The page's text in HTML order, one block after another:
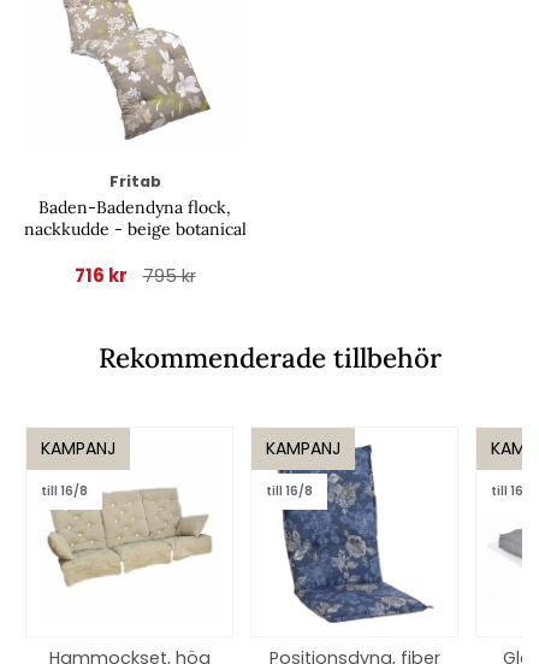
Fritab
Baden-Badendyna flock,
nackkudde - beige botanical
716 kr 795 kr
Rekommenderade tillbehör
KAMPANJ
till 16/8
Hammockset, hög
KAMPANJ
till 16/8
Positionsdyna, fiber
till 16/8